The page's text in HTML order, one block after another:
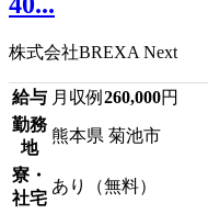
株式会社BREXA Next
給与 月収例 260,000円
勤務
地
熊本県 菊池市
寮・
社宅
あり（無料）